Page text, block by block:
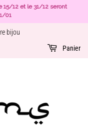
15/12 et le 31/12 seront
01
bijou
Panier